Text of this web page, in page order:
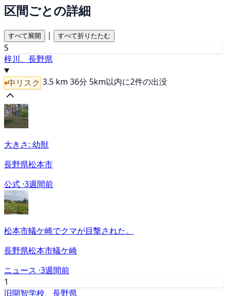
区間ごとの詳細
すべて展開 | すべて折りたたむ
S
梓川、長野県
中リスク 3.5 km 36分 5km以内に2件の出没
大きさ: 幼獣
長野県松本市
公式 ·3週間前
松本市蟻ケ崎でクマが目撃された。
長野県松本市蟻ケ崎
ニュース ·3週間前
1
旧開智学校、長野県